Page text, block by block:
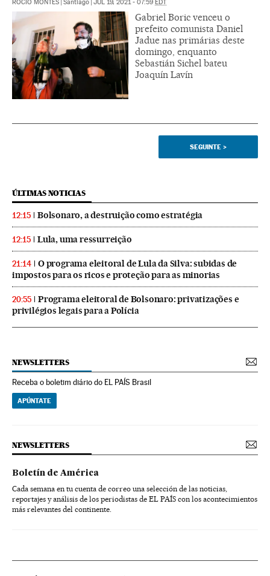
ROCÍO MONTES | Santiago | JUL 19, 2021 - 07:59 EDT
Gabriel Boric venceu o
prefeito comunista Daniel
Jadue nas primárias deste
domingo, enquanto
Sebastián Sichel bateu
Joaquín Lavín
SEGUINTE >
ÚLTIMAS NOTICIAS
12:15 Bolsonaro, a destruição como estratégia
12:15 Lula, uma ressurreição
21:14
O programa eleitoral de Lula da Silva: subidas de
impostos para os ricos e proteção para as minorias
20:55
Programa eleitoral de Bolsonaro: privatizações e
privilégios legais para a Polícia
NEWSLETTERS
Receba o boletim diário do EL PAÍS Brasil
APÚNTATE
NEWSLETTERS
Boletín de América
Cada semana en tu cuenta de correo una selección de las noticias,
reportajes y análisis de los periodistas de EL PAÍS con los acontecimientos
más relevantes del continente.